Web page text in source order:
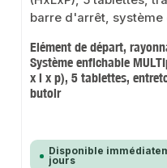
Elément de départ,
Système enfichable
x l x p), 5 tablettes,
butoir
Disponible
jours